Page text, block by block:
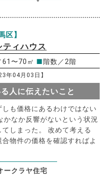
区】
ィハウス
61〜70㎡ ■階数／2階
年04月03日】
人に伝えたいこと
も価格にあるわけではない
なか反響がないという状況
しまった。 改めて考える
物件の価格を確認すればよ
ークラヤ住宅